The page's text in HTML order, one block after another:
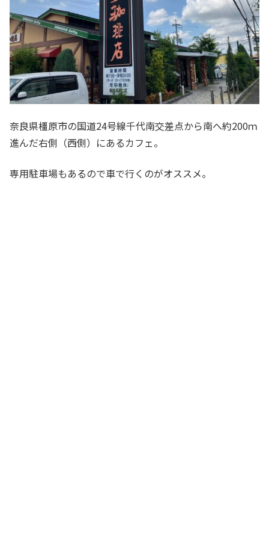
奈良県橿原市の国道24号線千代南交差点から南へ約200ｍ
進んだ右側（西側）にあるカフェ。
専用駐車場もあるので車で行くのがオススメ。